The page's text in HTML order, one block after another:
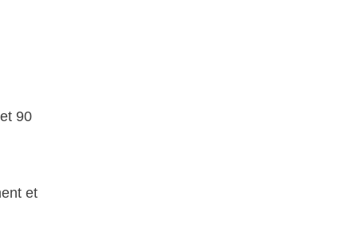
90
et